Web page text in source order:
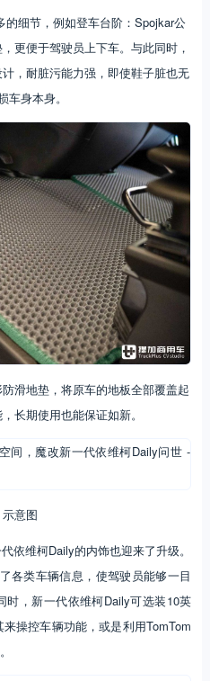
的细节，例如登车台阶：Spojkar公
更便于驾驶员上下车。与此同时，
，耐脏污能力强，即使鞋子脏也无
车身本身。
滑地垫，将原车的地板全部覆盖起
长期使用也能保证如新。
示意图
依维柯Daily的内饰也迎来了升级。
各类车辆信息，使驾驶员能够一目
时，新一代依维柯Daily可选装10英
操控车辆功能，或是利用TomTom